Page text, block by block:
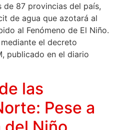
87 provincias del país,
de agua que azotará al
al Fenómeno de El Niño.
el decreto
publicado en el diario
las
Pese a